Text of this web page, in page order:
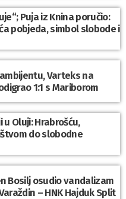
Puja iz Knina poručio:
pobjeda, simbol slobode i
Varteks na
1:1 s Mariborom
Oluji: Hrabrošću,
do slobodne
Bosilj osudio vandalizam
– HNK Hajduk Split